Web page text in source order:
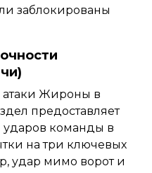
заблокированы
атаки Жироны в
предоставляет
ударов команды в
на три ключевых
удар мимо ворот и